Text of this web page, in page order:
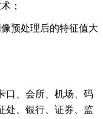
；
预处理后的特征值大
口、会所、机场、码
处、银行、证券、监